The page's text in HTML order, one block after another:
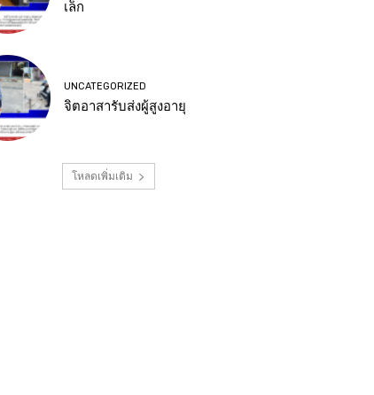
เล็ก
UNCATEGORIZED
จิตอาสารับส่งผู้สูงอายุ
โหลดเพิ่มเติม